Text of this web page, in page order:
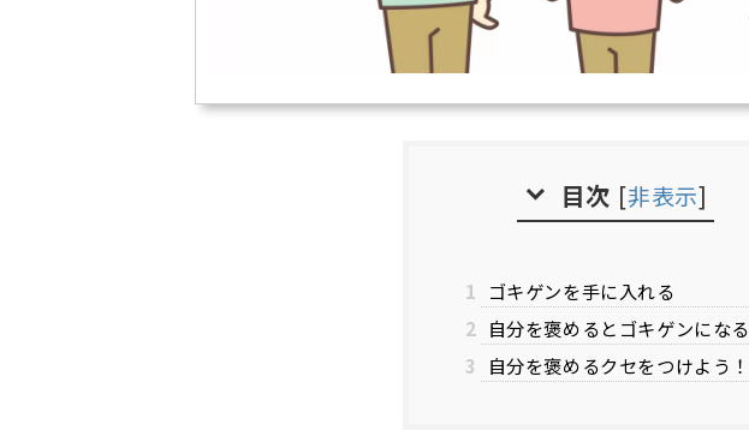
目次 [非表示]
1 ゴキゲンを手に入れる
2 自分を褒めるとゴキゲンになる
3
自分を褒めるクセをつけよう！